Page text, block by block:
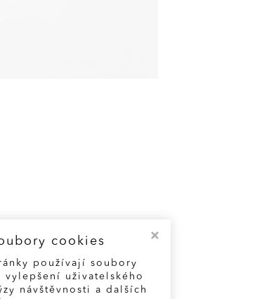
cookies
používají soubory
vylepšení uživatelského
návštěvnosti a dalších